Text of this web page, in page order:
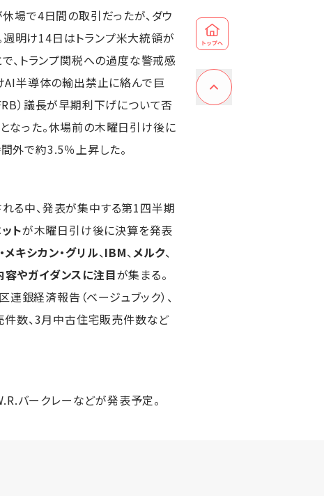
場で4日間の取引だったが、ダウ
週明け14日はトランプ米大統領が
、トランプ関税への過度な警戒感
AI半導体の輸出禁止に絡んで巨
）議長が早期利下げについて否
なった。休場前の木曜日引け後に
外で約3.5％上昇した。
る中、発表が集中する第1四半期
トが木曜日引け後に決算を発表
メキシカン・グリル、IBM、 メルク、
容やガイダンスに注目が集まる。
銀経済報告（ベージュブック）、
数、3月中古住宅販売件数など
バークレーなどが発表予定。